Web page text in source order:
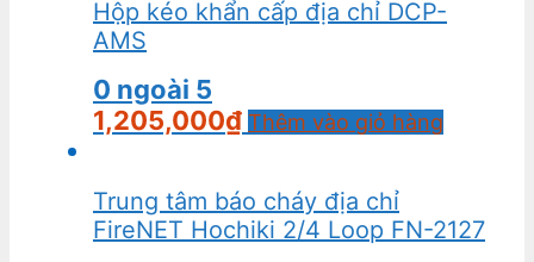
Hộp kéo khẩn cấp địa chỉ DCP-
AMS
0 ngoài 5
1,205,000₫ Thêm vào giỏ hàng
Trung tâm báo cháy địa chỉ
FireNET Hochiki 2/4 Loop FN-2127